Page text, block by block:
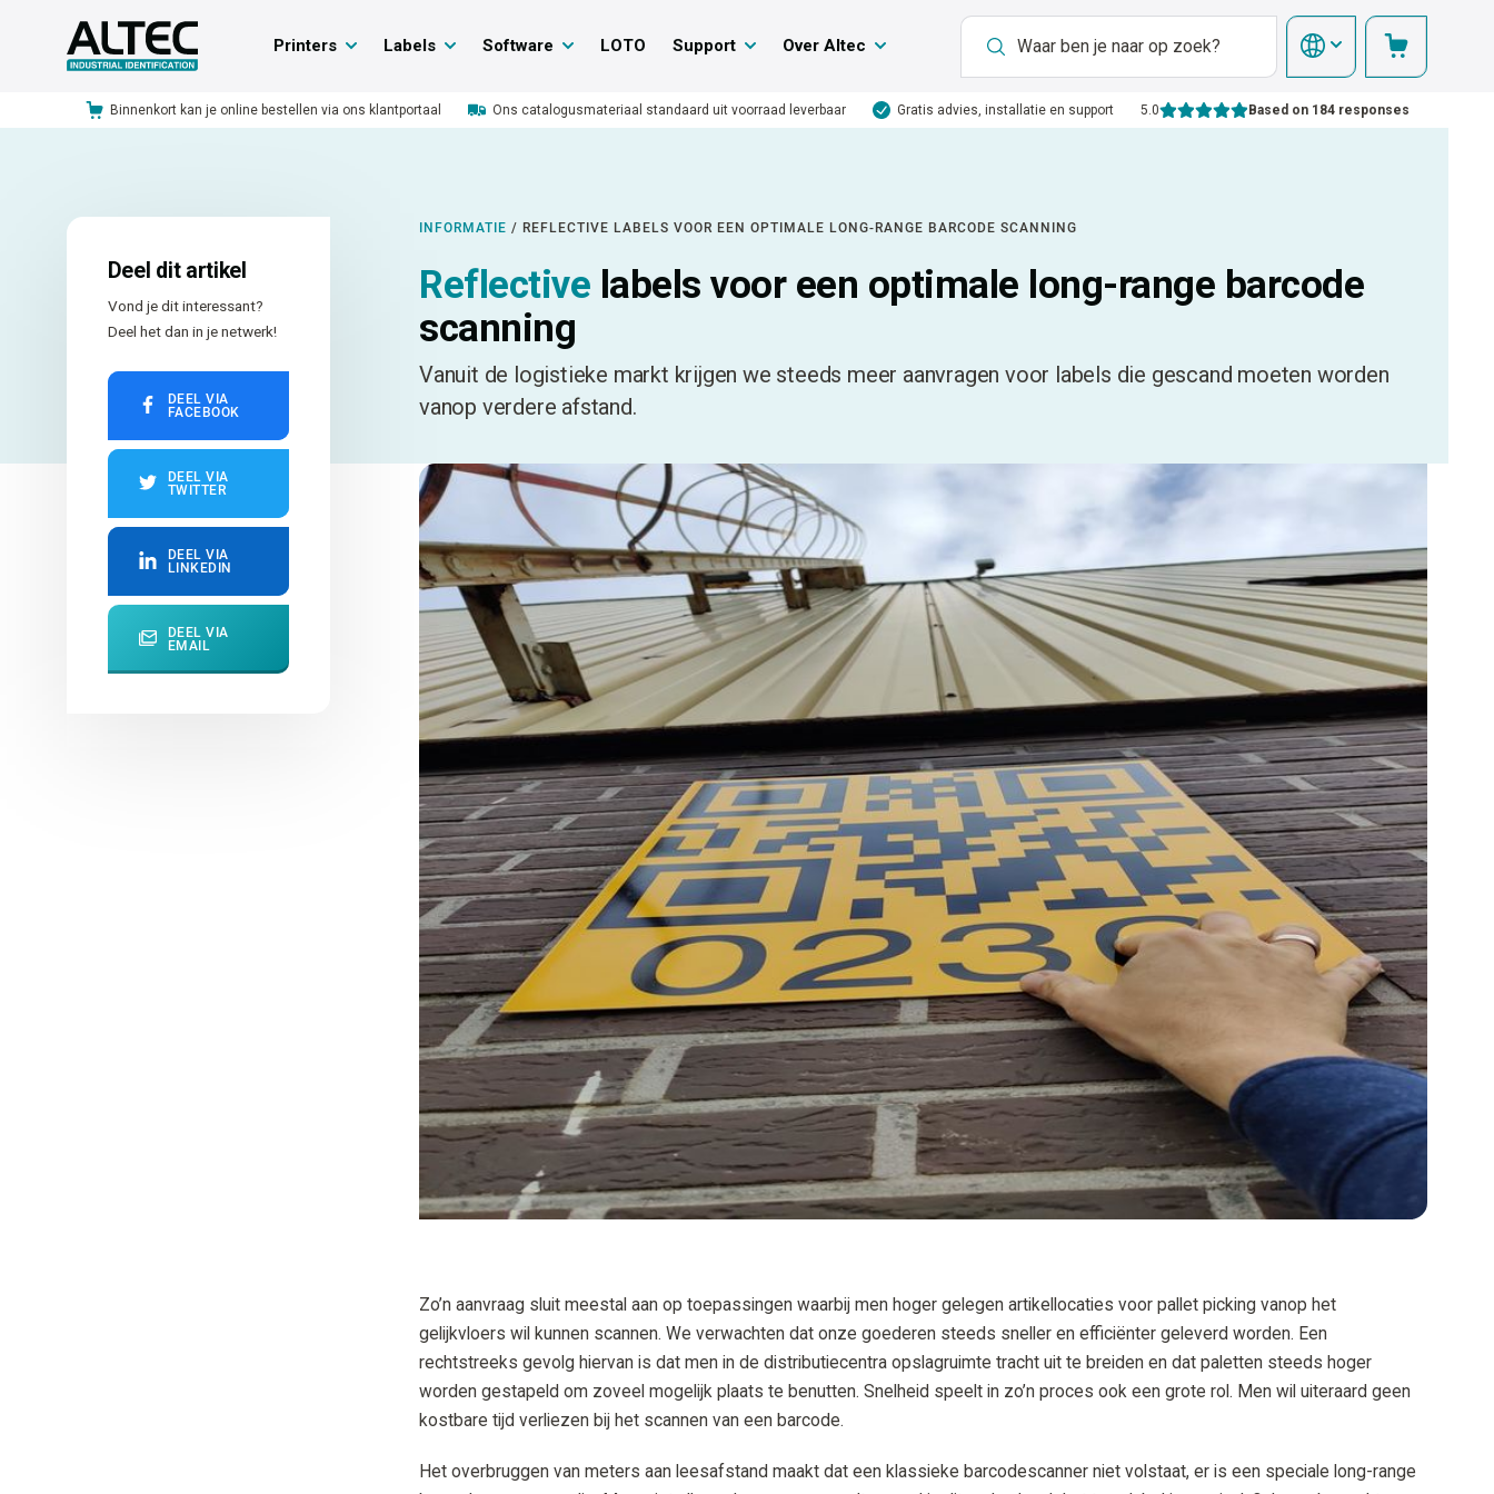
Printers Labels Software LOTO Support Over Altec
Binnenkort kan je online bestellen via ons klantportaal Ons catalogusmateriaal standaard uit voorraad leverbaar Gratis advies, installatie en support 5.0 Based on 184 responses
Deel dit artikel
Vond je dit interessant?
Deel het dan in je netwerk!
DEEL VIA
FACEBOOK
DEEL VIA
TWITTER
DEEL VIA
LINKEDIN
DEEL VIA
EMAIL
INFORMATIE / REFLECTIVE LABELS VOOR EEN OPTIMALE LONG-RANGE BARCODE SCANNING
Reflective labels voor een optimale long-range barcode
scanning
Vanuit de logistieke markt krijgen we steeds meer aanvragen voor labels die gescand moeten worden
vanop verdere afstand.
Zo’n aanvraag sluit meestal aan op toepassingen waarbij men hoger gelegen artikellocaties voor pallet picking vanop het
gelijkvloers wil kunnen scannen. We verwachten dat onze goederen steeds sneller en efficiënter geleverd worden. Een
rechtstreeks gevolg hiervan is dat men in de distributiecentra opslagruimte tracht uit te breiden en dat paletten steeds hoger
worden gestapeld om zoveel mogelijk plaats te benutten. Snelheid speelt in zo’n proces ook een grote rol. Men wil uiteraard geen
kostbare tijd verliezen bij het scannen van een barcode.
Het overbruggen van meters aan leesafstand maakt dat een klassieke barcodescanner niet volstaat, er is een speciale long-range